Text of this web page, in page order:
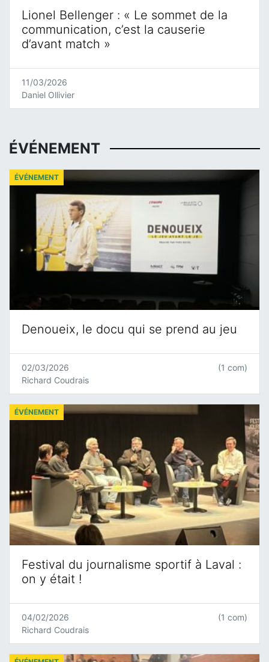
Lionel Bellenger : « Le sommet de la
communication, c’est la causerie
d’avant match »
11/03/2026
Daniel Ollivier
ÉVÉNEMENT
Denoueix, le docu qui se prend au jeu
ÉVÉNEMENT
02/03/2026
Richard Coudrais
(1 com)
Festival du journalisme sportif à Laval :
on y était !
ÉVÉNEMENT
04/02/2026
Richard Coudrais
(1 com)